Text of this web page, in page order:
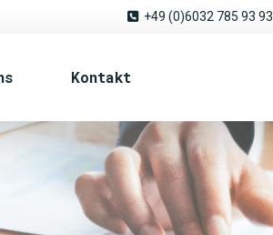
+49 (0)6032 785 93 93
Kontakt